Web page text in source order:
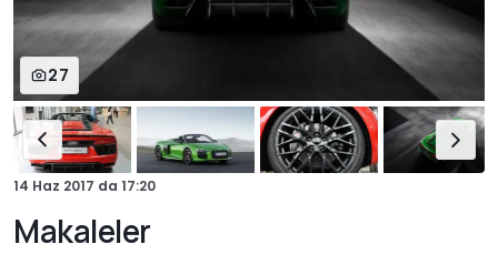
27
14 Haz 2017 da 17:20
Makaleler